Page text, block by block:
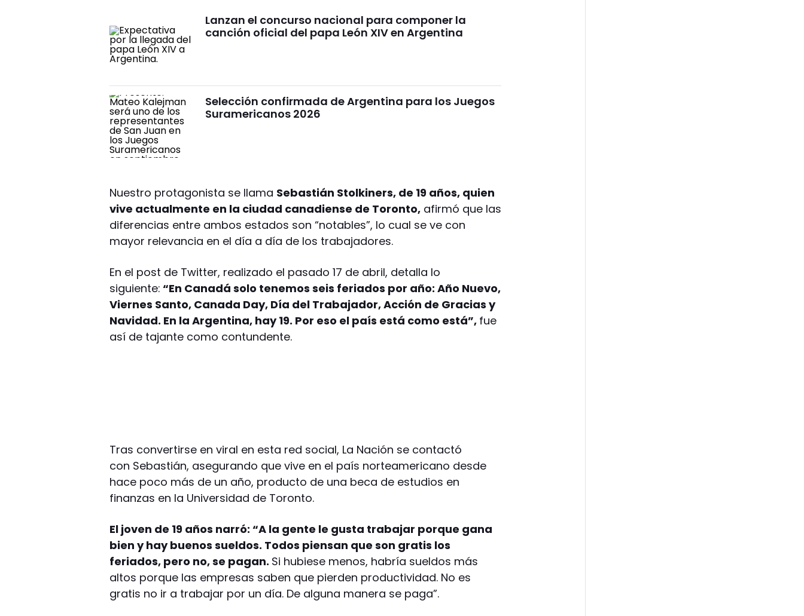
Lanzan el concurso nacional para componer la
canción oficial del papa León XIV en Argentina
Selección confirmada de Argentina para los Juegos
Suramericanos 2026
Nuestro protagonista se llama Sebastián Stolkiners, de 19 años, quien
vive actualmente en la ciudad canadiense de Toronto, afirmó que las
diferencias entre ambos estados son “notables”, lo cual se ve con
mayor relevancia en el día a día de los trabajadores.
En el post de Twitter, realizado el pasado 17 de abril, detalla lo
siguiente: “En Canadá solo tenemos seis feriados por año: Año Nuevo,
Viernes Santo, Canada Day, Día del Trabajador, Acción de Gracias y
Navidad. En la Argentina, hay 19. Por eso el país está como está”, fue
así de tajante como contundente.
Tras convertirse en viral en esta red social, La Nación se contactó
con Sebastián, asegurando que vive en el país norteamericano desde
hace poco más de un año, producto de una beca de estudios en
finanzas en la Universidad de Toronto.
El joven de 19 años narró: “A la gente le gusta trabajar porque gana
bien y hay buenos sueldos. Todos piensan que son gratis los
feriados, pero no, se pagan. Si hubiese menos, habría sueldos más
altos porque las empresas saben que pierden productividad. No es
gratis no ir a trabajar por un día. De alguna manera se paga”.